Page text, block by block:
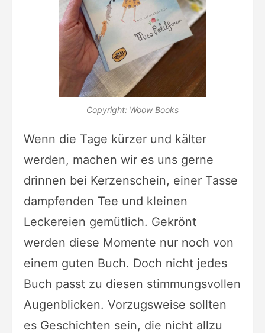
Copyright: Woow Books
Wenn die Tage kürzer und kälter
werden, machen wir es uns gerne
drinnen bei Kerzenschein, einer Tasse
dampfenden Tee und kleinen
Leckereien gemütlich. Gekrönt
werden diese Momente nur noch von
einem guten Buch. Doch nicht jedes
Buch passt zu diesen stimmungsvollen
Augenblicken. Vorzugsweise sollten
es Geschichten sein, die nicht allzu